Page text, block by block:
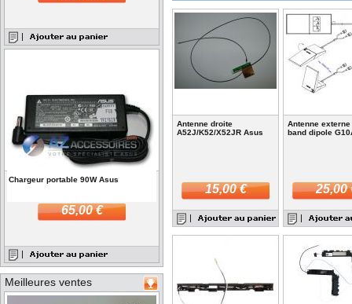
Chargeur portable 90W Asus
65,00 €
Meilleures ventes
Antenne droite
A52J/K52/X52JR Asus
15,00 €
Antenne
band dipole
25,00